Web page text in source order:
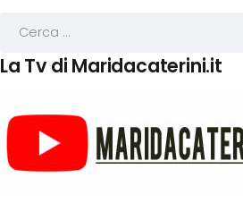
La Tv di Maridacaterini.it